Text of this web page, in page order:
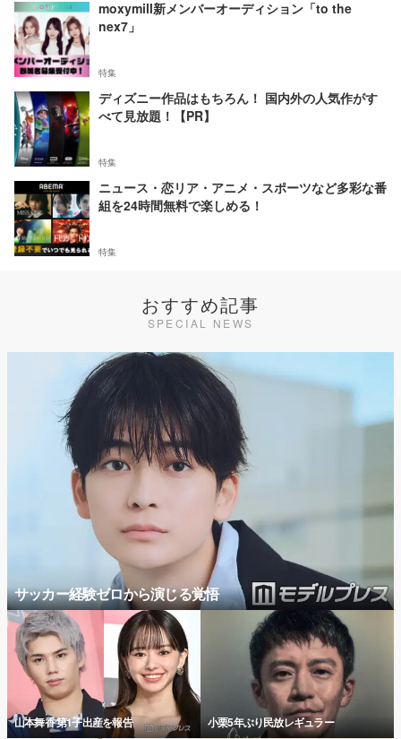
moxymill新メンバーオーディション「to the
nex7」
特集
ディズニー作品はもちろん！ 国内外の人気作がす
べて見放題！【PR】
特集
ニュース・恋リア・アニメ・スポーツなど多彩な番
組を24時間無料で楽しめる！
特集
おすすめ記事
SPECIAL NEWS
サッカー経験ゼロから演じる覚悟
山本舞香 第1子出産を報告 小栗5年ぶり民放レギュラー